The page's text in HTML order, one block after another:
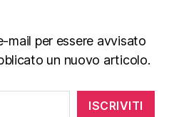
mail per essere avvisato
un nuovo articolo.
ISCRIVITI